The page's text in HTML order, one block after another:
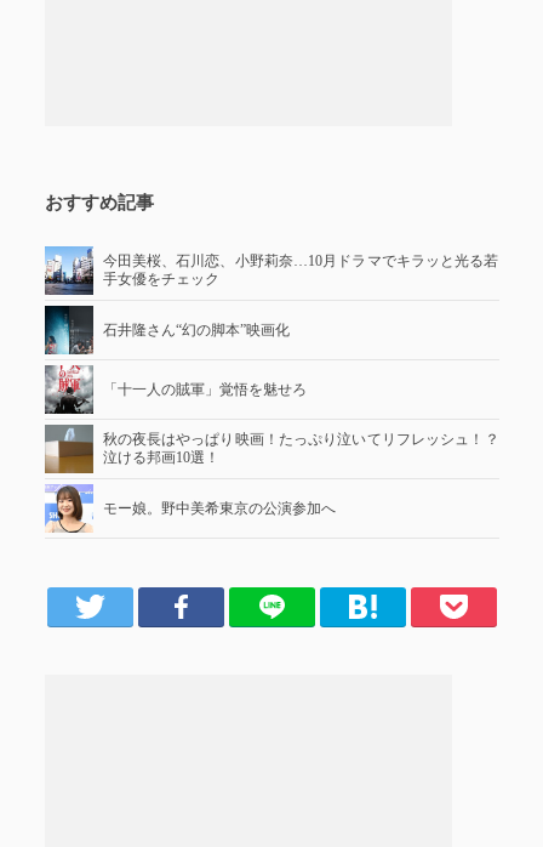
おすすめ記事
今田美桜、石川恋、小野莉奈…10月ドラマでキラッと光る若
手女優をチェック
石井隆さん“幻の脚本”映画化
「十一人の賊軍」覚悟を魅せろ
秋の夜長はやっぱり映画！たっぷり泣いてリフレッシュ！？
泣ける邦画10選！
モー娘。野中美希東京の公演参加へ
Facebook LINE はてブ Pocket